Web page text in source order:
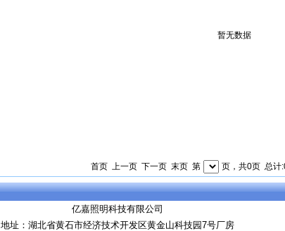
暂无数据
首页 上一页 下一页 末页 第 页，共0页 总计
亿嘉照明科技有限公司
地址：湖北省黄石市经济技术开发区黄金山科技园7号厂房